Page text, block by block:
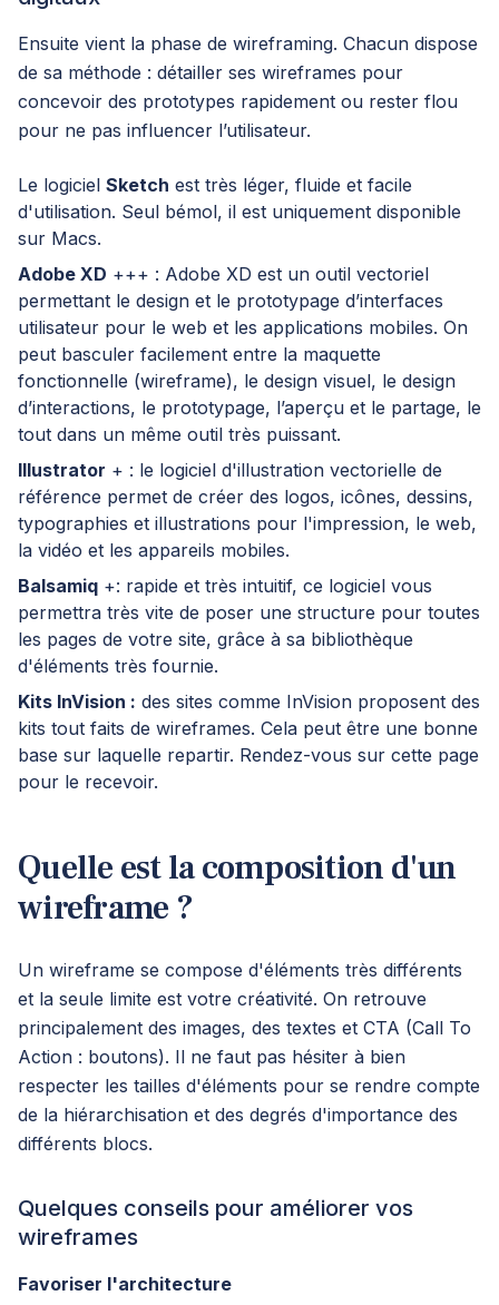
Ensuite vient la phase de wireframing. Chacun dispose
de sa méthode : détailler ses wireframes pour
concevoir des prototypes rapidement ou rester flou
pour ne pas influencer l’utilisateur.
Le logiciel Sketch est très léger, fluide et facile
d'utilisation. Seul bémol, il est uniquement disponible
sur Macs.
Adobe XD +++ : Adobe XD est un outil vectoriel
permettant le design et le prototypage d’interfaces
utilisateur pour le web et les applications mobiles. On
peut basculer facilement entre la maquette
fonctionnelle (wireframe), le design visuel, le design
d’interactions, le prototypage, l’aperçu et le partage, le
tout dans un même outil très puissant.
Illustrator + : le logiciel d'illustration vectorielle de
référence permet de créer des logos, icônes, dessins,
typographies et illustrations pour l'impression, le web,
la vidéo et les appareils mobiles.
Balsamiq +: rapide et très intuitif, ce logiciel vous
permettra très vite de poser une structure pour toutes
les pages de votre site, grâce à sa bibliothèque
d'éléments très fournie.
Kits InVision : des sites comme InVision proposent des
kits tout faits de wireframes. Cela peut être une bonne
base sur laquelle repartir. Rendez-vous sur cette page
pour le recevoir.
Quelle est la composition d'un
wireframe ?
Un wireframe se compose d'éléments très différents
et la seule limite est votre créativité. On retrouve
principalement des images, des textes et CTA (Call To
Action : boutons). Il ne faut pas hésiter à bien
respecter les tailles d'éléments pour se rendre compte
de la hiérarchisation et des degrés d'importance des
différents blocs.
Quelques conseils pour améliorer vos
wireframes
Favoriser l'architecture